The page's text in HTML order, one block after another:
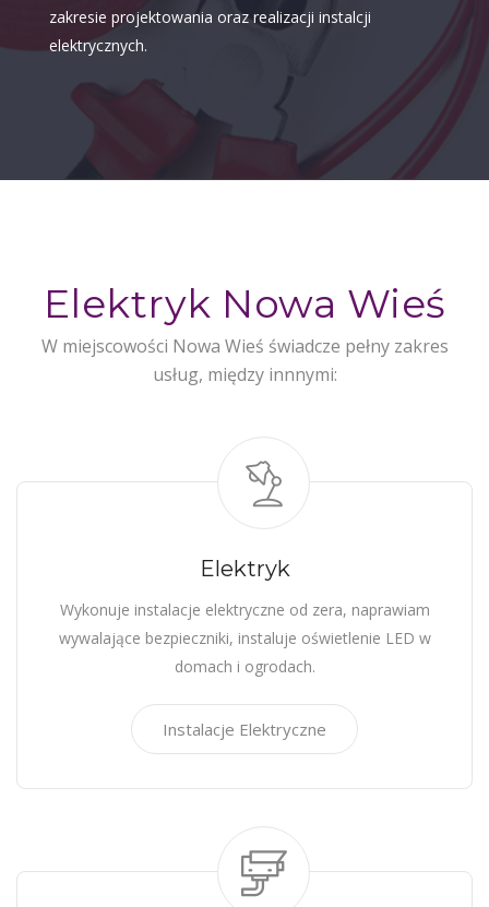
zakresie projektowania oraz realizacji instalcji
elektrycznych.
Elektryk Nowa Wieś
W miejscowości Nowa Wieś świadcze pełny zakres
usług, między innnymi:
Elektryk
Wykonuje instalacje elektryczne od zera, naprawiam
wywalające bezpieczniki, instaluje oświetlenie LED w
domach i ogrodach.
Instalacje Elektryczne